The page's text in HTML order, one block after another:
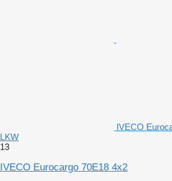
IVECO
LKW
13
IVECO Eurocargo 70E18 4x2